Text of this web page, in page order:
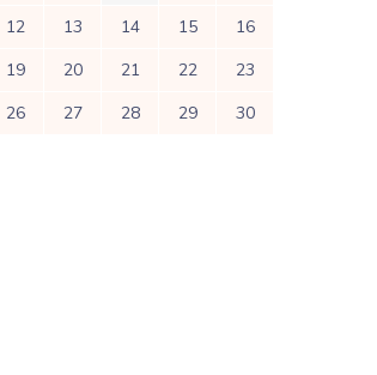
12 13 14 15
16
19 20 21 22
23
26 27 28 29
30